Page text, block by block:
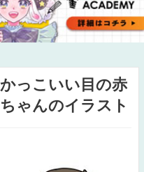
かっこいい目の赤
ちゃんのイラスト